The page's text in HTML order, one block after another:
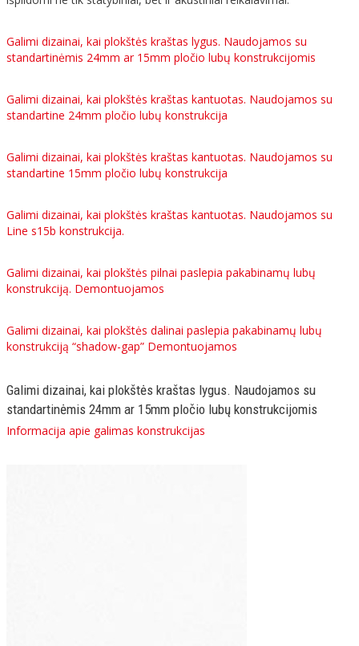
Galimi dizainai, kai plokštės kraštas lygus. Naudojamos su
standartinėmis 24mm ar 15mm pločio lubų konstrukcijomis
Galimi dizainai, kai plokštės kraštas kantuotas. Naudojamos su
standartine 24mm pločio lubų konstrukcija
Galimi dizainai, kai plokštės kraštas kantuotas. Naudojamos su
standartine 15mm pločio lubų konstrukcija
Galimi dizainai, kai plokštės kraštas kantuotas. Naudojamos su
Line s15b konstrukcija.
Galimi dizainai, kai plokštės pilnai paslepia pakabinamų lubų
konstrukciją. Demontuojamos
Galimi dizainai, kai plokštės dalinai paslepia pakabinamų lubų
konstrukciją “shadow-gap” Demontuojamos
Galimi dizainai, kai plokštės kraštas lygus. Naudojamos su
standartinėmis 24mm ar 15mm pločio lubų konstrukcijomis
Informacija apie galimas konstrukcijas